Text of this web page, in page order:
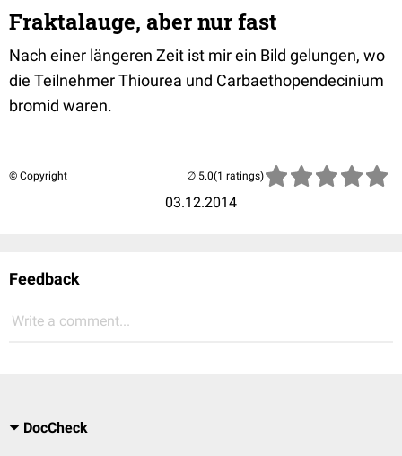
Fraktalauge, aber nur fast
Nach einer längeren Zeit ist mir ein Bild gelungen, wo
die Teilnehmer Thiourea und Carbaethopendecinium
bromid waren.
© Copyright
03.12.2014
(1 ratings)
Feedback
Write a comment...
DocCheck